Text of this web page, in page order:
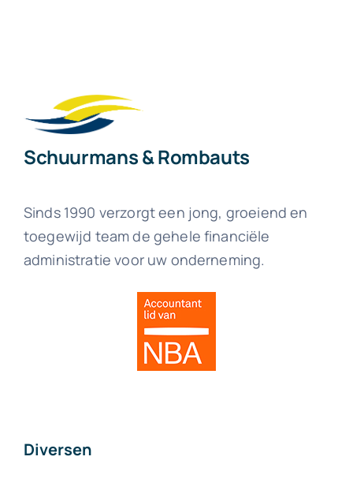
Schuurmans & Rombauts
Sinds 1990 verzorgt een jong, groeiend en
toegewijd team de gehele financiële
administratie voor uw onderneming.
Diversen